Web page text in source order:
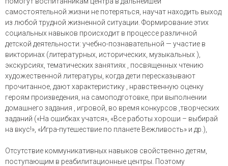
самостоятельной жизни не потеряться, научат находить выход
из любой трудной жизненной ситуации. Формирование этих
социальных навыков происходит в процессе различной
детской деятельности: учебно-познавательной — участие в
викторинах (литературных, исторических, музыкальных ),
экскурсиях, тематических занятиях , посвященных чтению
художественной литературы, когда дети пересказывают
прочитанное, дают характеристику , нравственную оценку
героям произведения, на самоподготовке, при выполнении
домашнего задания , игровой, во время конкурсов ,творческих
заданий («На ошибках учатся», «Все работы хороши – выбирай
на вкус!», «Игра-путешествие по планете Вежливость» и др.),
Отсутствие коммуникативных навыков свойственно детям,
поступающим в реабилитационные центры. Поэтому